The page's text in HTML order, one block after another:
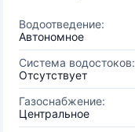
Водоотведение:
Автономное
Система водостоков:
Отсутствует
Газоснабжение:
Центральное